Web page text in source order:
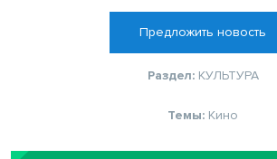
Предложить новость
Раздел: КУЛЬТУРА
Темы: Кино